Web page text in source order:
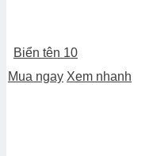
Biển tên 10
Mua ngay Xem nhanh